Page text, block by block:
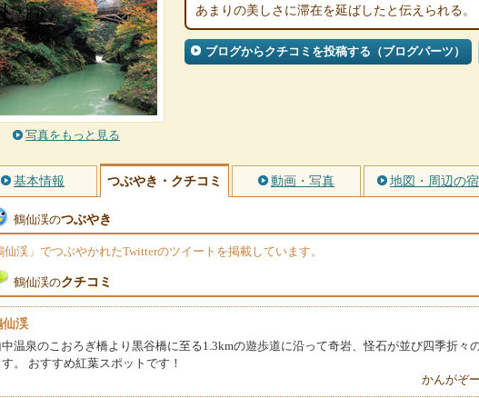
写真をもっと見る
あまりの美しさに滞在を延ばしたと伝えられる。
ブログからクチコミを投稿する（ブログパーツ）
基本情報 つぶやき・クチコミ 動画・写真 地図・周辺の宿
鶴仙渓のつぶやき
仙渓」でつぶやかれたTwitterのツイートを掲載しています。
鶴仙渓のクチコミ
仙渓
中温泉のこおろぎ橋より黒谷橋に至る1.3kmの遊歩道に沿って奇岩、怪石が並び四季折々
す。 おすすめ紅葉スポットです！
かんがぞ